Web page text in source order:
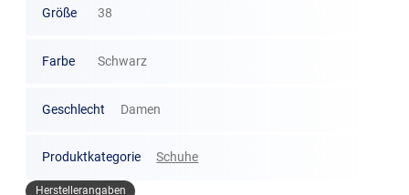
Größe 38
Farbe Schwarz
Geschlecht Damen
Produktkategorie Schuhe
Herstellerangaben